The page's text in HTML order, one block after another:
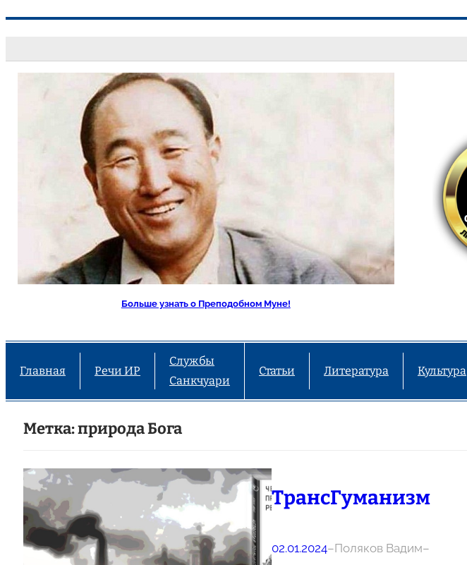
Больше узнать о Преподобном Муне!
Главная Речи ИР
Службы
Санкчуари
Статьи Литература Культура
Метка:природа Бога
ТрансГуманизм
02.01.2024–Поляков Вадим–